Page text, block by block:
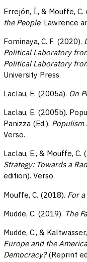
Errejón, Í., & Mouffe, C.
the People. Lawrence
Fominaya, C. F. (2020).
Political Laboratory
Political Laboratory
University Press.
Laclau, E. (2005a). On
Laclau, E. (2005b).
Panizza (Ed.),
Verso.
Laclau, E., & Mouffe, C.
Strategy: Towards a
edition). Verso.
Mouffe, C. (2018). For
Mudde, C. (2019). The
Mudde, C., &
Europe and the
Democracy?(Reprint